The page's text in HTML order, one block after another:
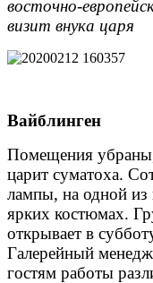
восточно-
визит внука царя
Вайблинген
Помещения
царит суматоха.
лампы, на одной из
ярких костюмах.
открывает в
Галерейный
гостям работы